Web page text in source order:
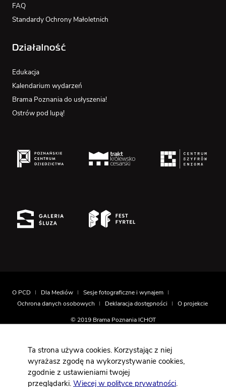
FAQ
Standardy Ochrony Małoletnich
Działalność
Edukacja
Kalendarium wydarzeń
Brama Poznania do usłyszenia!
Ostrów pod lupą!
© 2019 Brama Poznania ICHOT
O PCD Dla Mediów
Sesje fotograficzne i wynajem
Ochrona danych osobowych
Deklaracja dostępności O projekcie
Projekt współfinansowany jest ze środków Europejskiego
Funduszu Rozwoju Regionalnego w ramach działania 6.4
Ta strona używa cookies. Korzystając z niej
wyrażasz zgodę na wykorzystywanie cookies,
zgodnie z ustawieniami twojej
przeglądarki. Wiecej w polityce prywatności.